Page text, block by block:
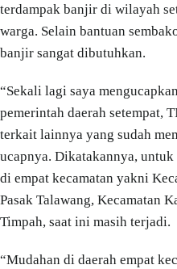
terdampak banjir di wilayah
warga. Selain bantuan
banjir sangat dibutuhkan.
“Sekali lagi saya
pemerintah daerah setempat,
terkait lainnya yang sudah
ucapnya. Dikatakannya,
di empat kecamatan yakni
Pasak Talawang, Kecamatan
Timpah, saat ini masih terjadi.
“Mudahan di daerah empat